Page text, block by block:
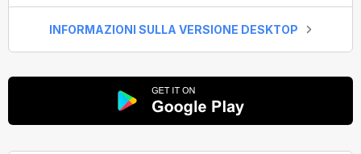
INFORMAZIONI SULLA VERSIONE DESKTOP